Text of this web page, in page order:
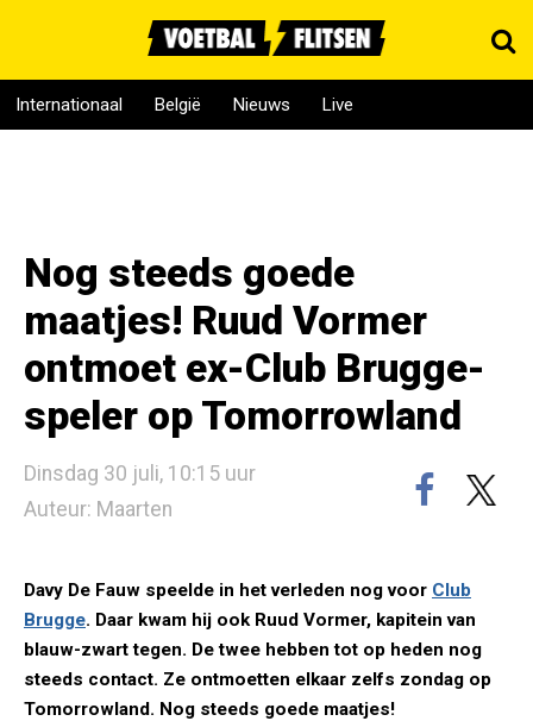
Internationaal België Nieuws Live
Nog steeds goede
maatjes! Ruud Vormer
ontmoet ex-Club Brugge-
speler op Tomorrowland
Dinsdag 30 juli, 10:15 uur
Auteur: Maarten
Davy De Fauw speelde in het verleden nog voor Club
Brugge. Daar kwam hij ook Ruud Vormer, kapitein van
blauw-zwart tegen. De twee hebben tot op heden nog
steeds contact. Ze ontmoetten elkaar zelfs zondag op
Tomorrowland. Nog steeds goede maatjes!